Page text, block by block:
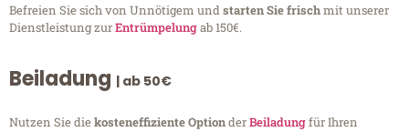
Befreien Sie sich von Unnötigem undstarten Sie frischmit unserer
Dienstleistung zurEntrümpelungab 150€.
Beiladung | ab 50€
Nutzen Sie diekosteneffiziente OptionderBeiladungfür Ihren